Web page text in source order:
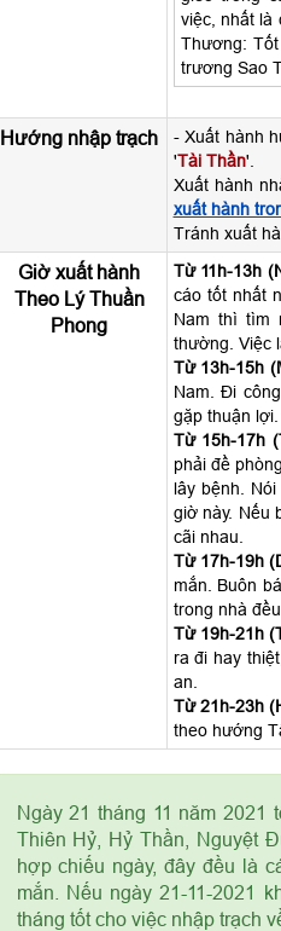
việc, nhất là
Thương:
trương Sao
Hướng nhập trạch - Xuất hành
'Tài Thần'.
Xuất hành
xuất hành
Tránh xuất
Giờ xuất hành
Theo Lý Thuần
Phong
Từ 11h-13h
cáo tốt nhất
Nam thì tìm
thường. Việc
Từ 13h-15h
Nam. Đi
gặp thuận lợi.
Từ 15h-17h
phải đề
lây bệnh.
giờ này. Nếu
cãi nhau.
Từ 17h-19h
mắn. Buôn
trong nhà
Từ 19h-21h
ra đi hay
an.
Từ 21h-23h
theo hướng
Ngày 21 tháng 11 năm 2021
Thiên Hỷ, Hỷ Thần, Nguyệt
hợp chiếu ngày, đây đều là
mắn. Nếu ngày 21-11-2021
tháng tốt cho việc nhập trạch